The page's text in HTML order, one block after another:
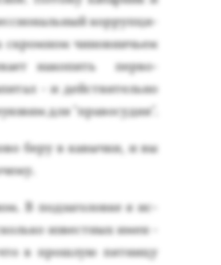
кор­рупци­
скром­ном чи­нов­ничь­ем
на­копить пер­во­
- и дей­стви­тель­но
для "пра­восу­дия".
бе­ру в ка­выч­ки, и вы
В под­за­голов­ке я ис­
из­вес­тных имен -
в прош­лую пят­ни­цу